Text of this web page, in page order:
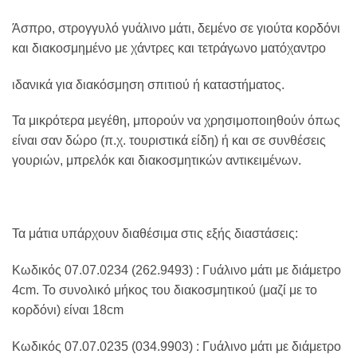
Άσπρο, στρογγυλό γυάλινο μάτι, δεμένο σε γιούτα κορδόνι
και διακοσμημένο με χάντρες και τετράγωνο ματόχαντρο
ιδανικά για διακόσμηση σπιτιού ή καταστήματος.
Τα μικρότερα μεγέθη, μπορούν να χρησιμοποιηθούν όπως
είναι σαν δώρο (π.χ. τουριστικά είδη) ή και σε συνθέσεις
γουριών, μπρελόκ και διακοσμητικών αντικειμένων.
Τα μάτια υπάρχουν διαθέσιμα στις εξής διαστάσεις:
Κωδικός 07.07.0234 (262.9493) : Γυάλινο μάτι με διάμετρο
4cm. Το συνολικό μήκος του διακοσμητικού (μαζί με το
κορδόνι) είναι 18cm
Κωδικός 07.07.0235 (034.9903) : Γυάλινο μάτι με διάμετρο